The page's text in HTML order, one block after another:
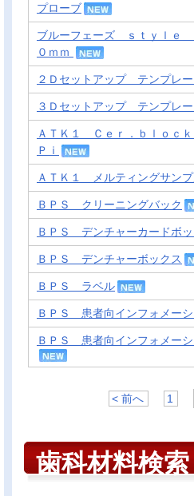
プローブ
ブルーフェーズ ｓｔｙｌｅ
０ｍｍ
２Ｄセットアップ テンプレ
３Ｄセットアップ テンプレ
ＡＴＫ１ Ｃｅｒ．ｂｌｏｃ
Ｐｉ
ＡＴＫ１ メルティングサン
ＢＰＳ クリーニングバック
ＢＰＳ デンチャーカードボ
ＢＰＳ デンチャーボックス
ＢＰＳ ラベル
ＢＰＳ 患者向インフォメー
ＢＰＳ 患者向インフォメー
< 前へ 1
歯科材料